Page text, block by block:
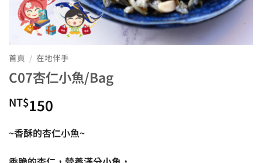
首頁 / 在地伴手
C07杏仁小魚/Bag
NT$150
~香酥的杏仁小魚~